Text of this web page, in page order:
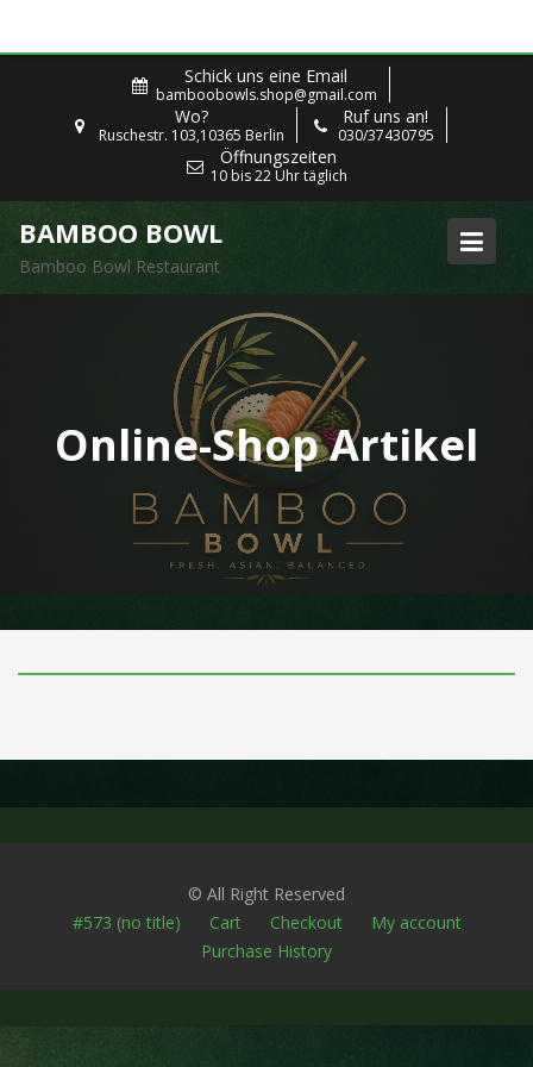
Schick uns eine Email
bamboobowls.shop@gmail.com
Wo?
Ruschestr. 103,10365 Berlin
Ruf uns an!
030/37430795
Öffnungszeiten
10 bis 22 Uhr täglich
BAMBOO BOWL
Bamboo Bowl Restaurant
Online-Shop Artikel
© All Right Reserved
#573 (no title)
Cart Checkout
My account
Purchase History